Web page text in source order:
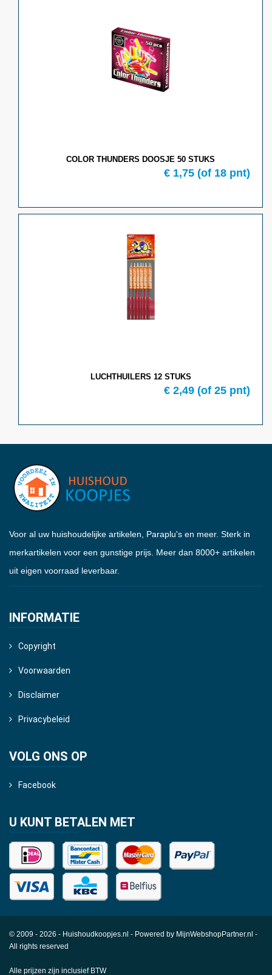
COLOR THUNDERS DOOSJE 50 STUKS
€ 1,75 (of 18 pnt)
LUCHTHUILERS 12 STUKS
€ 2,49 (of 25 pnt)
Voor al uw huishoudelijke artikelen, Paraplu's en meer. Sterk in
merkartikelen voor een gunstige prijs. Meer dan 8000+ artikelen
uit eigen voorraad leverbaar.
INFORMATIE
Copyright
Voorwaarden
Disclaimer
Privacybeleid
VOLG ONS OP
Facebook
U KUNT BETALEN MET
© 2009 - 2026 - Huishoudkoopjes.nl - Powered by MijnWebshopPartner.nl -
All rights reserved
Alle prijzen zijn inclusief BTW